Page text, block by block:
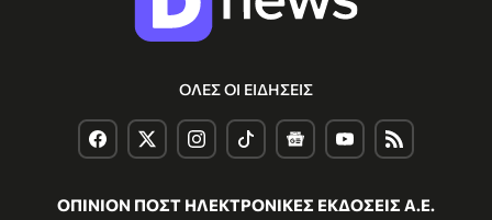
ΟΛΕΣ ΟΙ ΕΙΔΗΣΕΙΣ
ΟΠΙΝΙΟΝ ΠΟΣΤ ΗΛΕΚΤΡΟΝΙΚΕΣ ΕΚΔΟΣΕΙΣ Α.Ε.